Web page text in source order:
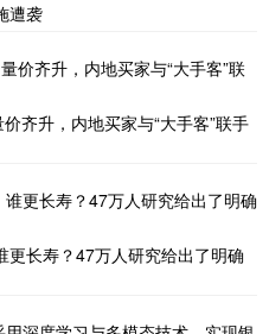
遭袭
齐升，内地买家与“大手客”联手
更长寿？47万人研究给出了明确